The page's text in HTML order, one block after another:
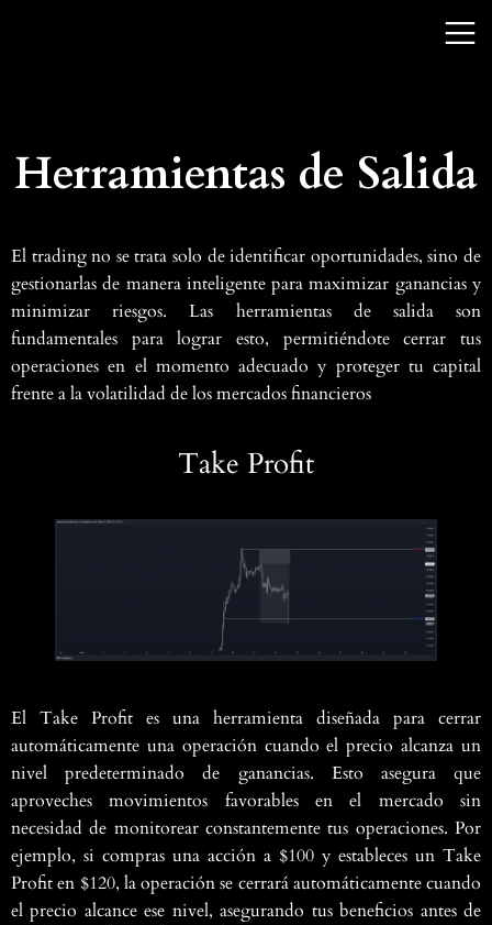
Herramientas de Salida
El trading no se trata solo de identificar oportunidades, sino de
gestionarlas de manera inteligente para maximizar ganancias y
minimizar riesgos. Las herramientas de salida son
fundamentales para lograr esto, permitiéndote cerrar tus
operaciones en el momento adecuado y proteger tu capital
frente a la volatilidad de los mercados financieros
Take Profit
El Take Profit es una herramienta diseñada para cerrar
automáticamente una operación cuando el precio alcanza un
nivel predeterminado de ganancias. Esto asegura que
aproveches movimientos favorables en el mercado sin
necesidad de monitorear constantemente tus operaciones. Por
ejemplo, si compras una acción a $100 y estableces un Take
Profit en $120, la operación se cerrará automáticamente cuando
el precio alcance ese nivel, asegurando tus beneficios antes de